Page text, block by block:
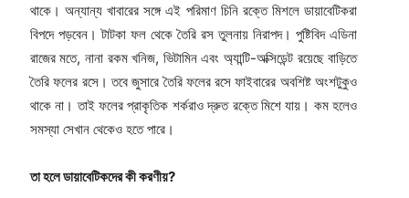
থাকে। অন্যান্য খাবারের সঙ্গে এই পরিমাণ চিনি রক্তে মিশলে ডায়াবেটিকরা
বিপদে পড়বেন। টাটকা ফল থেকে তৈরি রস তুলনায় নিরাপদ। পুষ্টিবিদ এডিনা
রাজের মতে, নানা রকম খনিজ, ভিটামিন এবং অ্যান্টি-অক্সিডেন্ট রয়েছে বাড়িতে
তৈরি ফলের রসে। তবে জুসারে তৈরি ফলের রসে ফাইবারের অবশিষ্ট অংশটুকুও
থাকে না। তাই ফলের প্রাকৃতিক শর্করাও দ্রুত রক্তে মিশে যায়। কম হলেও
সমস্যা সেখান থেকেও হতে পারে।
তাহলেডায়াবেটিকদেরকীকরণীয়?